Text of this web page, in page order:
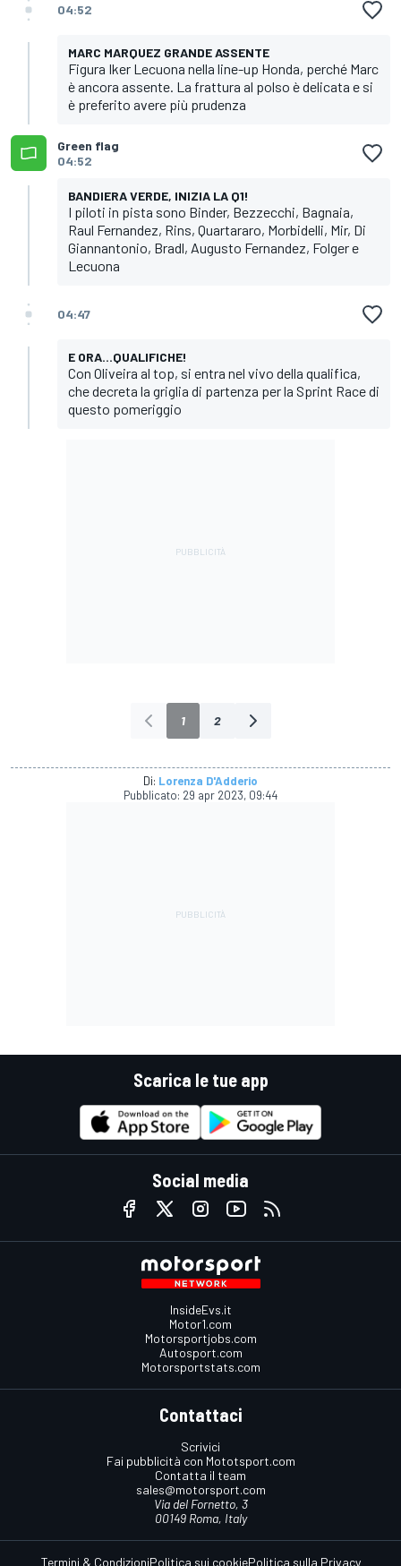
04:52
MARC MARQUEZ GRANDE ASSENTE
Figura Iker Lecuona nella line-up Honda, perché Marc
è ancora assente. La frattura al polso è delicata e si
è preferito avere più prudenza
Green flag
04:52
BANDIERA VERDE, INIZIA LA Q1!
I piloti in pista sono Binder, Bezzecchi, Bagnaia,
Raul Fernandez, Rins, Quartararo, Morbidelli, Mir, Di
Giannantonio, Bradl, Augusto Fernandez, Folger e
Lecuona
04:47
E ORA...QUALIFICHE!
Con Oliveira al top, si entra nel vivo della qualifica,
che decreta la griglia di partenza per la Sprint Race di
questo pomeriggio
1 2
Di: Lorenza D'Adderio
Pubblicato: 29 apr 2023, 09:44
Scarica le tue app
Social media
InsideEvs.it
Motor1.com
Motorsportjobs.com
Autosport.com
Motorsportstats.com
Contattaci
Scrivici
Fai pubblicità con Mototsport.com
Contatta il team
sales@motorsport.com
Via del Fornetto, 3
00149 Roma, Italy
Termini & CondizioniPolitica sui cookiePolitica sulla Privacy